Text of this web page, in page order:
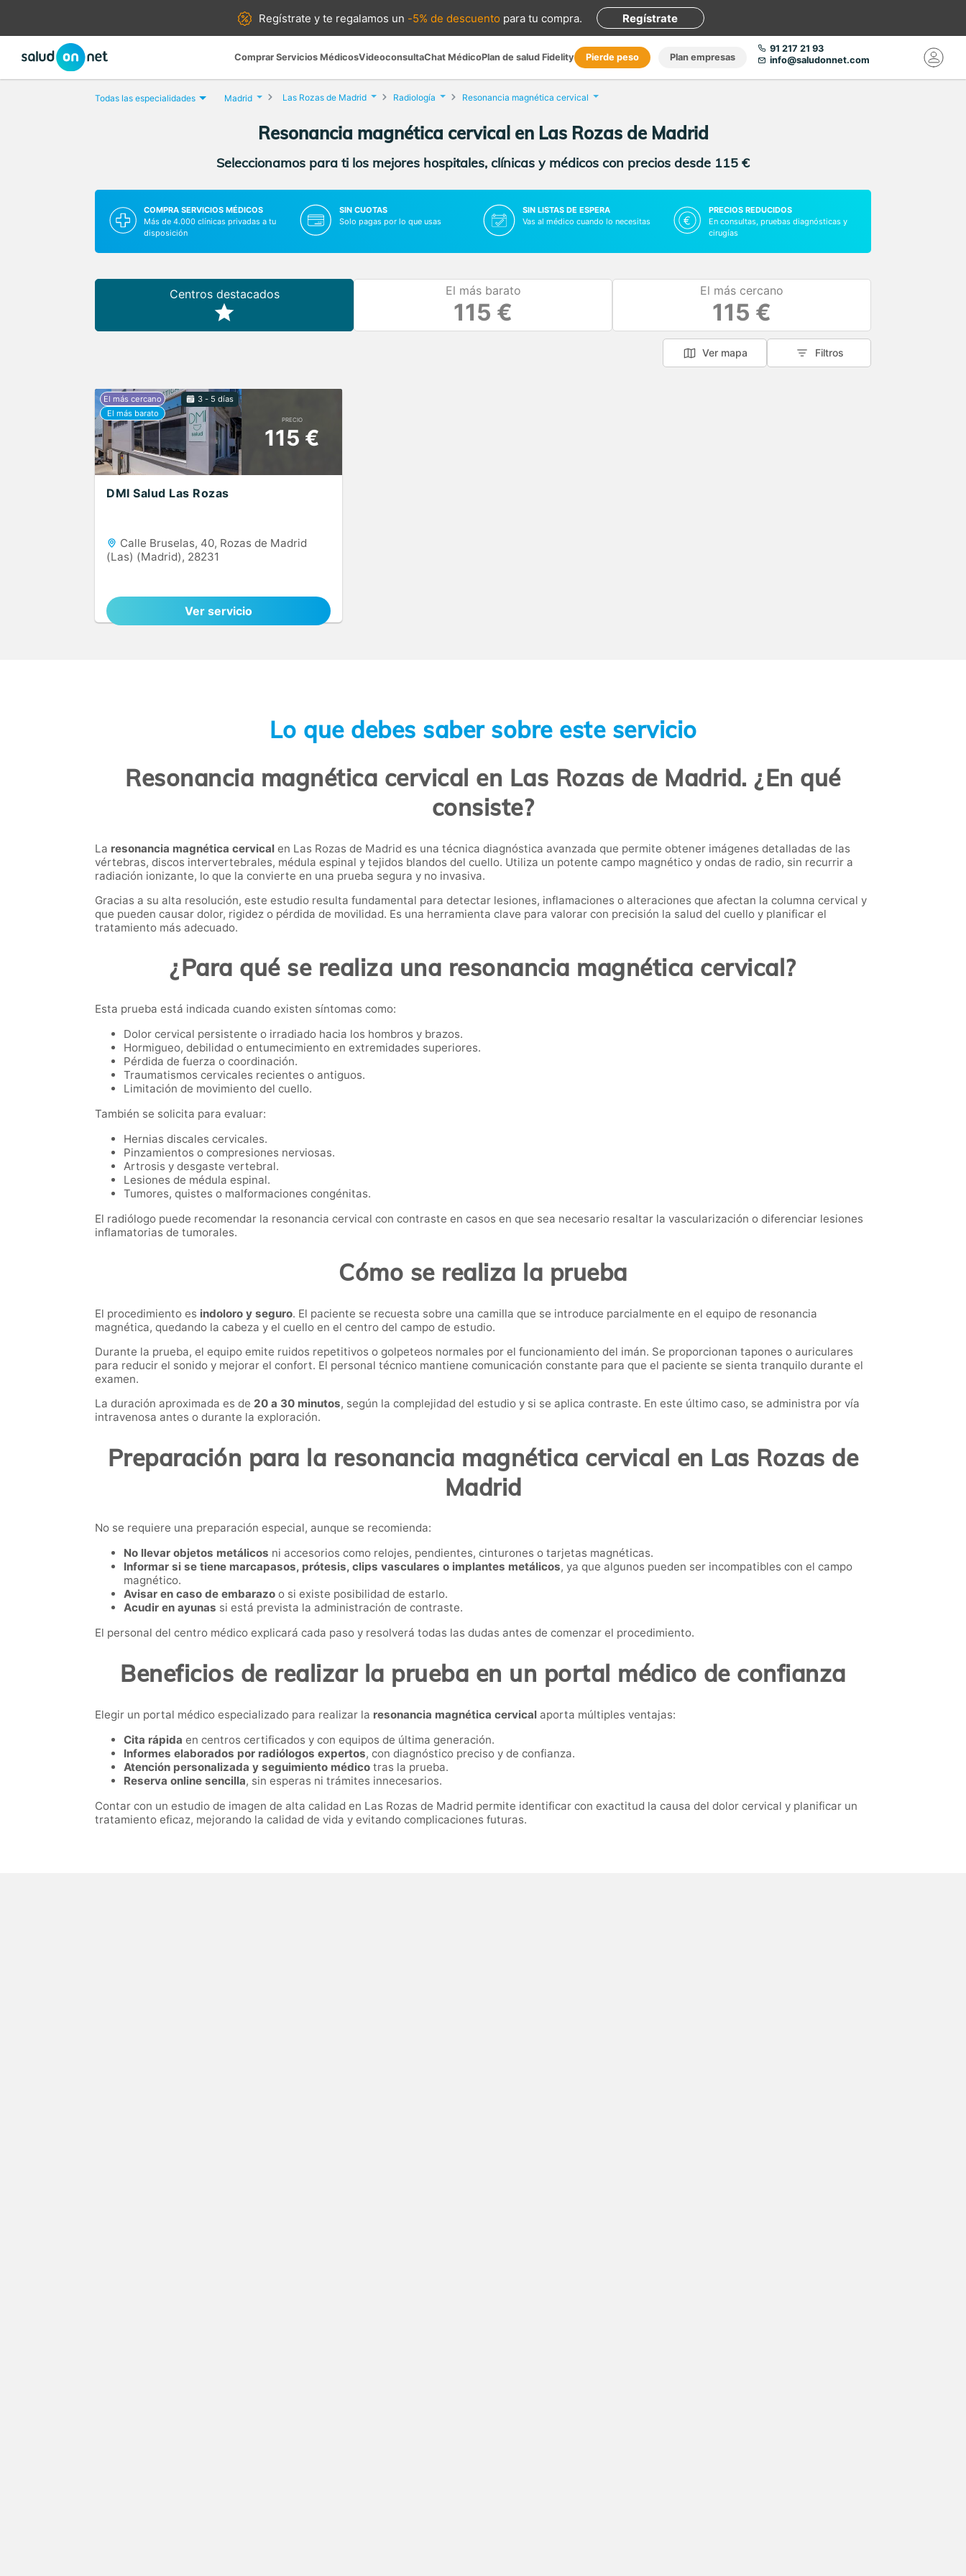
Regístrate yte regalamos un -5% de descuento para tu compra. Regístrate
Comprar Servicios MédicosVideoconsultaChat MédicoPlan de salud Fidelity Pierde peso Plan empresas
91 217 21 93
info@saludonnet.com
Todas las especialidades Madrid Las Rozas de Madrid Radiología Resonancia magnética cervical
Resonancia magnética cervical en Las Rozas de Madrid
Seleccionamos para ti los mejores hospitales, clínicas y médicos con precios desde 115 €
COMPRA SERVICIOS MÉDICOS
Más de 4.000 clínicas privadas a tu
disposición
SIN CUOTAS
Solo pagas por lo que usas
SIN LISTAS DE ESPERA
Vas al médico cuando lo necesitas
PRECIOS REDUCIDOS
En consultas, pruebas diagnósticas y
cirugías
Centros destacados El más barato
115 €
El más cercano
115 €
Ver mapa Filtros
3 - 5 días
PRECIO
115 €
DMI Salud Las Rozas
Calle Bruselas, 40, Rozas de Madrid
(Las) (Madrid), 28231
Ver servicio
Lo que debes saber sobre este servicio
Resonancia magnética cervical en Las Rozas de Madrid. ¿En qué
consiste?
La resonancia magnética cervical en Las Rozas de Madrid es una técnica diagnóstica avanzada que permite obtener imágenes detalladas de las
vértebras, discos intervertebrales, médula espinal y tejidos blandos del cuello. Utiliza un potente campo magnético y ondas de radio, sin recurrir a
radiación ionizante, lo que la convierte en una prueba segura y no invasiva.
Gracias a su alta resolución, este estudio resulta fundamental para detectar lesiones, inflamaciones o alteraciones que afectan la columna cervical y
que pueden causar dolor, rigidez o pérdida de movilidad. Es una herramienta clave para valorar con precisión la salud del cuello y planificar el
tratamiento más adecuado.
¿Para qué se realiza una resonancia magnética cervical?
Esta prueba está indicada cuando existen síntomas como:
Dolor cervical persistente o irradiado hacia los hombros y brazos.
Hormigueo, debilidad o entumecimiento en extremidades superiores.
Pérdida de fuerza o coordinación.
Traumatismos cervicales recientes o antiguos.
Limitación de movimiento del cuello.
También se solicita para evaluar:
Hernias discales cervicales.
Pinzamientos o compresiones nerviosas.
Artrosis y desgaste vertebral.
Lesiones de médula espinal.
Tumores, quistes o malformaciones congénitas.
El radiólogo puede recomendar la resonancia cervical con contraste en casos en que sea necesario resaltar la vascularización o diferenciar lesiones
inflamatorias de tumorales.
Cómo se realiza la prueba
El procedimiento es indoloro y seguro. El paciente se recuesta sobre una camilla que se introduce parcialmente en el equipo de resonancia
magnética, quedando la cabeza y el cuello en el centro del campo de estudio.
Durante la prueba, el equipo emite ruidos repetitivos o golpeteos normales por el funcionamiento del imán. Se proporcionan tapones o auriculares
para reducir el sonido y mejorar el confort. El personal técnico mantiene comunicación constante para que el paciente se sienta tranquilo durante el
examen.
La duración aproximada es de 20 a 30 minutos, según la complejidad del estudio y si se aplica contraste. En este último caso, se administra por vía
intravenosa antes o durante la exploración.
Preparación para la resonancia magnética cervical en Las Rozas de
Madrid
No se requiere una preparación especial, aunque se recomienda:
No llevar objetos metálicos ni accesorios como relojes, pendientes, cinturones o tarjetas magnéticas.
Informar si se tiene marcapasos, prótesis, clips vasculares o implantes metálicos, ya que algunos pueden ser incompatibles con el campo
magnético.
Avisar en caso de embarazo o si existe posibilidad de estarlo.
Acudir en ayunas si está prevista la administración de contraste.
El personal del centro médico explicará cada paso y resolverá todas las dudas antes de comenzar el procedimiento.
Beneficios de realizar la prueba en un portal médico de confianza
Elegir un portal médico especializado para realizar la resonancia magnética cervical aporta múltiples ventajas:
Cita rápida en centros certificados y con equipos de última generación.
Informes elaborados por radiólogos expertos, con diagnóstico preciso y de confianza.
Atención personalizada y seguimiento médico tras la prueba.
Reserva online sencilla, sin esperas ni trámites innecesarios.
Contar con un estudio de imagen de alta calidad en Las Rozas de Madrid permite identificar con exactitud la causa del dolor cervical y planificar un
tratamiento eficaz, mejorando la calidad de vida y evitando complicaciones futuras.